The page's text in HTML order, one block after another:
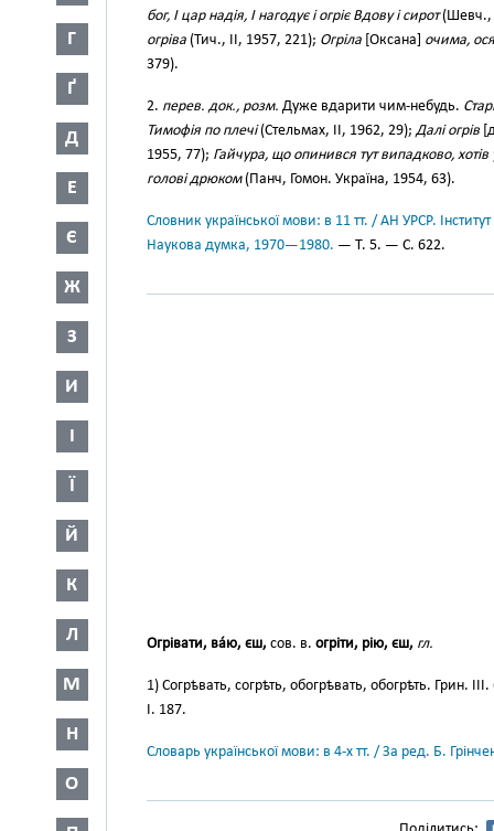
Г
Ґ
Д
Е
Є
Ж
З
И
І
Ї
Й
К
Л
М
Н
О
бог, І цар надія, І нагодує і огріє Вдову і сирот(Шевч.,
огріва (Тич., II, 1957, 221); Огріла [Оксана] очима,
379).
2. перев. док., розм. Дуже вдарити чим-небудь.
Тимофія по плечі(Стельмах, II, 1962, 29);Далі огрів
1955, 77); Гайчура, що опинився тут випадково,
голові дрюком(Панч, Гомон. Україна, 1954, 63).
Словник української мови: в 11 тт. / АН УРСР.
Наукова думка, 1970—1980. — Т. 5. — С. 622.
Огрівати, ва́ю, єш, сов. в. огріти, рію, єш, гл.
1) Согрѣвать, согрѣть, обогрѣвать, обогрѣть. Грин.
І. 187.
Словарь української мови: в 4-х тт. / За ред. Б.